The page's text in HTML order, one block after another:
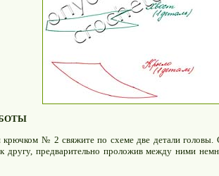
№ 2 свяжите по схеме две детали головы.
другу, предварительно проложив между ними